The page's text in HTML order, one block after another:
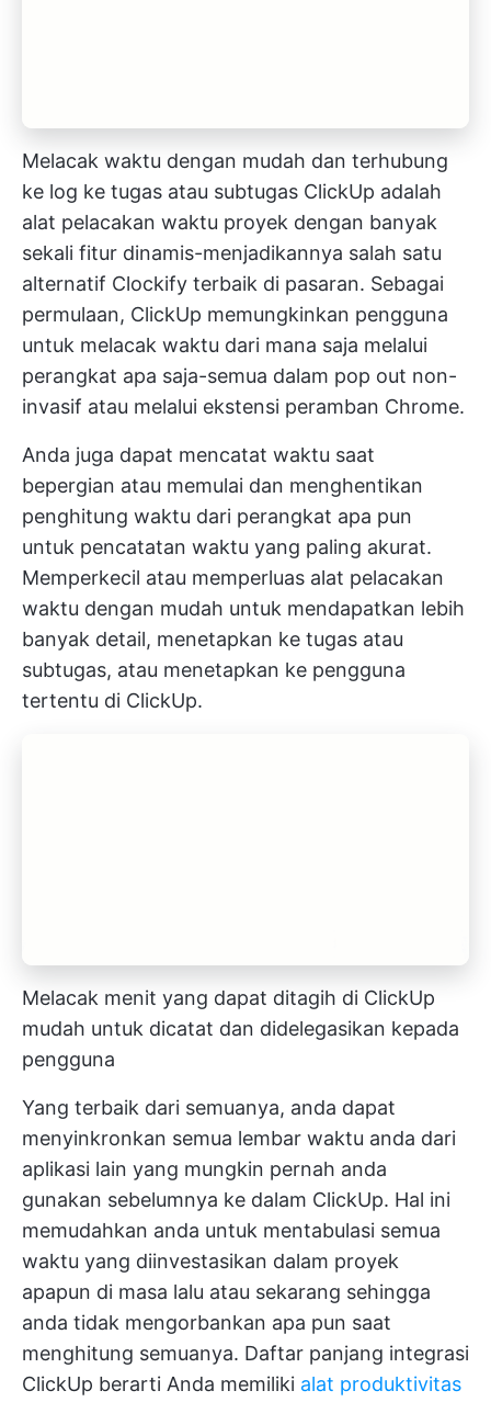
Melacak waktu dengan mudah dan terhubung
ke log ke tugas atau subtugas ClickUp adalah
alat pelacakan waktu proyek dengan banyak
sekali fitur dinamis-menjadikannya salah satu
alternatif Clockify terbaik di pasaran. Sebagai
permulaan, ClickUp memungkinkan pengguna
untuk melacak waktu dari mana saja melalui
perangkat apa saja-semua dalam pop out non-
invasif atau melalui ekstensi peramban Chrome.
Anda juga dapat mencatat waktu saat
bepergian atau memulai dan menghentikan
penghitung waktu dari perangkat apa pun
untuk pencatatan waktu yang paling akurat.
Memperkecil atau memperluas alat pelacakan
waktu dengan mudah untuk mendapatkan lebih
banyak detail, menetapkan ke tugas atau
subtugas, atau menetapkan ke pengguna
tertentu di ClickUp.
Melacak menit yang dapat ditagih di ClickUp
mudah untuk dicatat dan didelegasikan kepada
pengguna
Yang terbaik dari semuanya, anda dapat
menyinkronkan semua lembar waktu anda dari
aplikasi lain yang mungkin pernah anda
gunakan sebelumnya ke dalam ClickUp. Hal ini
memudahkan anda untuk mentabulasi semua
waktu yang diinvestasikan dalam proyek
apapun di masa lalu atau sekarang sehingga
anda tidak mengorbankan apa pun saat
menghitung semuanya. Daftar panjang integrasi
ClickUp berarti Anda memiliki alat produktivitas